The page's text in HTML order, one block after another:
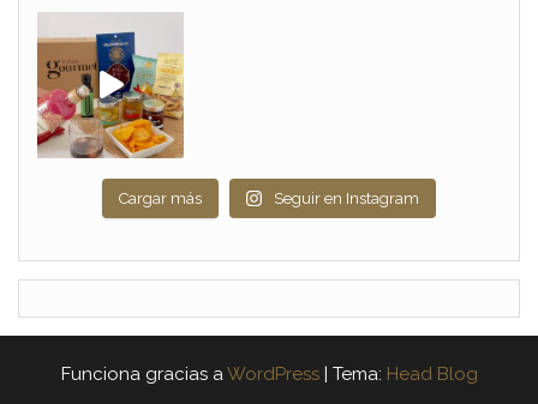
Cargar más Seguir en Instagram
Funciona gracias aWordPress | Tema: Head Blog